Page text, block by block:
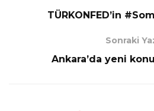
TÜRKONFED’in
Sonraki
Ankara’da yeni